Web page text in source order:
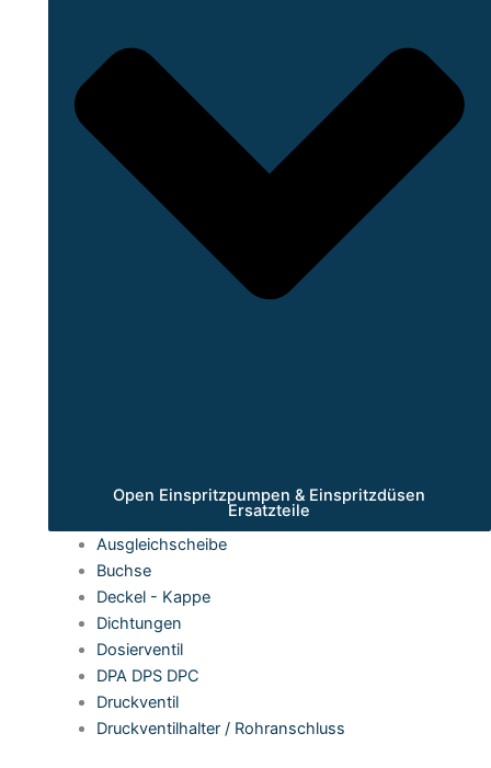
Open Einspritzpumpen & Einspritzdüsen
Ersatzteile
Ausgleichscheibe
Buchse
Deckel - Kappe
Dichtungen
Dosierventil
DPA DPS DPC
Druckventil
Druckventilhalter / Rohranschluss